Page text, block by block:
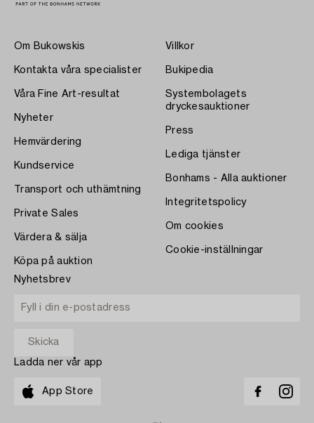
Om Bukowskis
Kontakta våra specialister
Våra Fine Art-resultat
Nyheter
Hemvärdering
Kundservice
Transport och uthämtning
Private Sales
Värdera & sälja
Köpa på auktion
Villkor
Bukipedia
Systembolagets
dryckesauktioner
Press
Lediga tjänster
Bonhams - Alla auktioner
Integritetspolicy
Om cookies
Cookie-inställningar
Nyhetsbrev
Ladda ner vår app
App Store